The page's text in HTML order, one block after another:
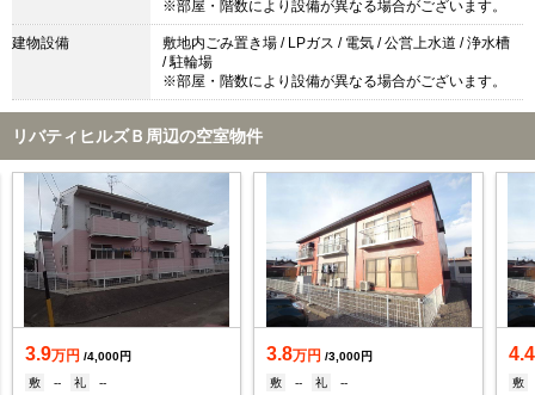
※部屋・階数により設備が異なる場合がございます。
建物設備
敷地内ごみ置き場 / LPガス / 電気 / 公営上水道 / 浄水槽
/ 駐輪場
※部屋・階数により設備が異なる場合がございます。
リバティヒルズＢ周辺の空室物件
3.9万円 /4,000円
敷
-- 礼
--
3.8万円 /3,000円
敷
-- 礼
--
4.4
敷